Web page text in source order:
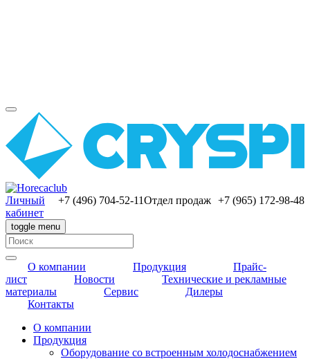
Личный
кабинет
+7 (496) 704-52-11Отдел продаж +7 (965) 172-98-48
toggle menu
О компании Продукция
Прайс-
лист
Новости
Технические и рекламные
материалы
Сервис
Дилеры
Контакты
О компании
Продукция
Оборудование со встроенным холодоснабжением